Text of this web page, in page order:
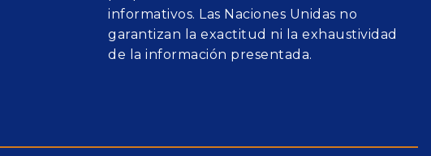
informativos. Las Naciones Unidas no
garantizan la exactitud ni la exhaustividad
de la información presentada.